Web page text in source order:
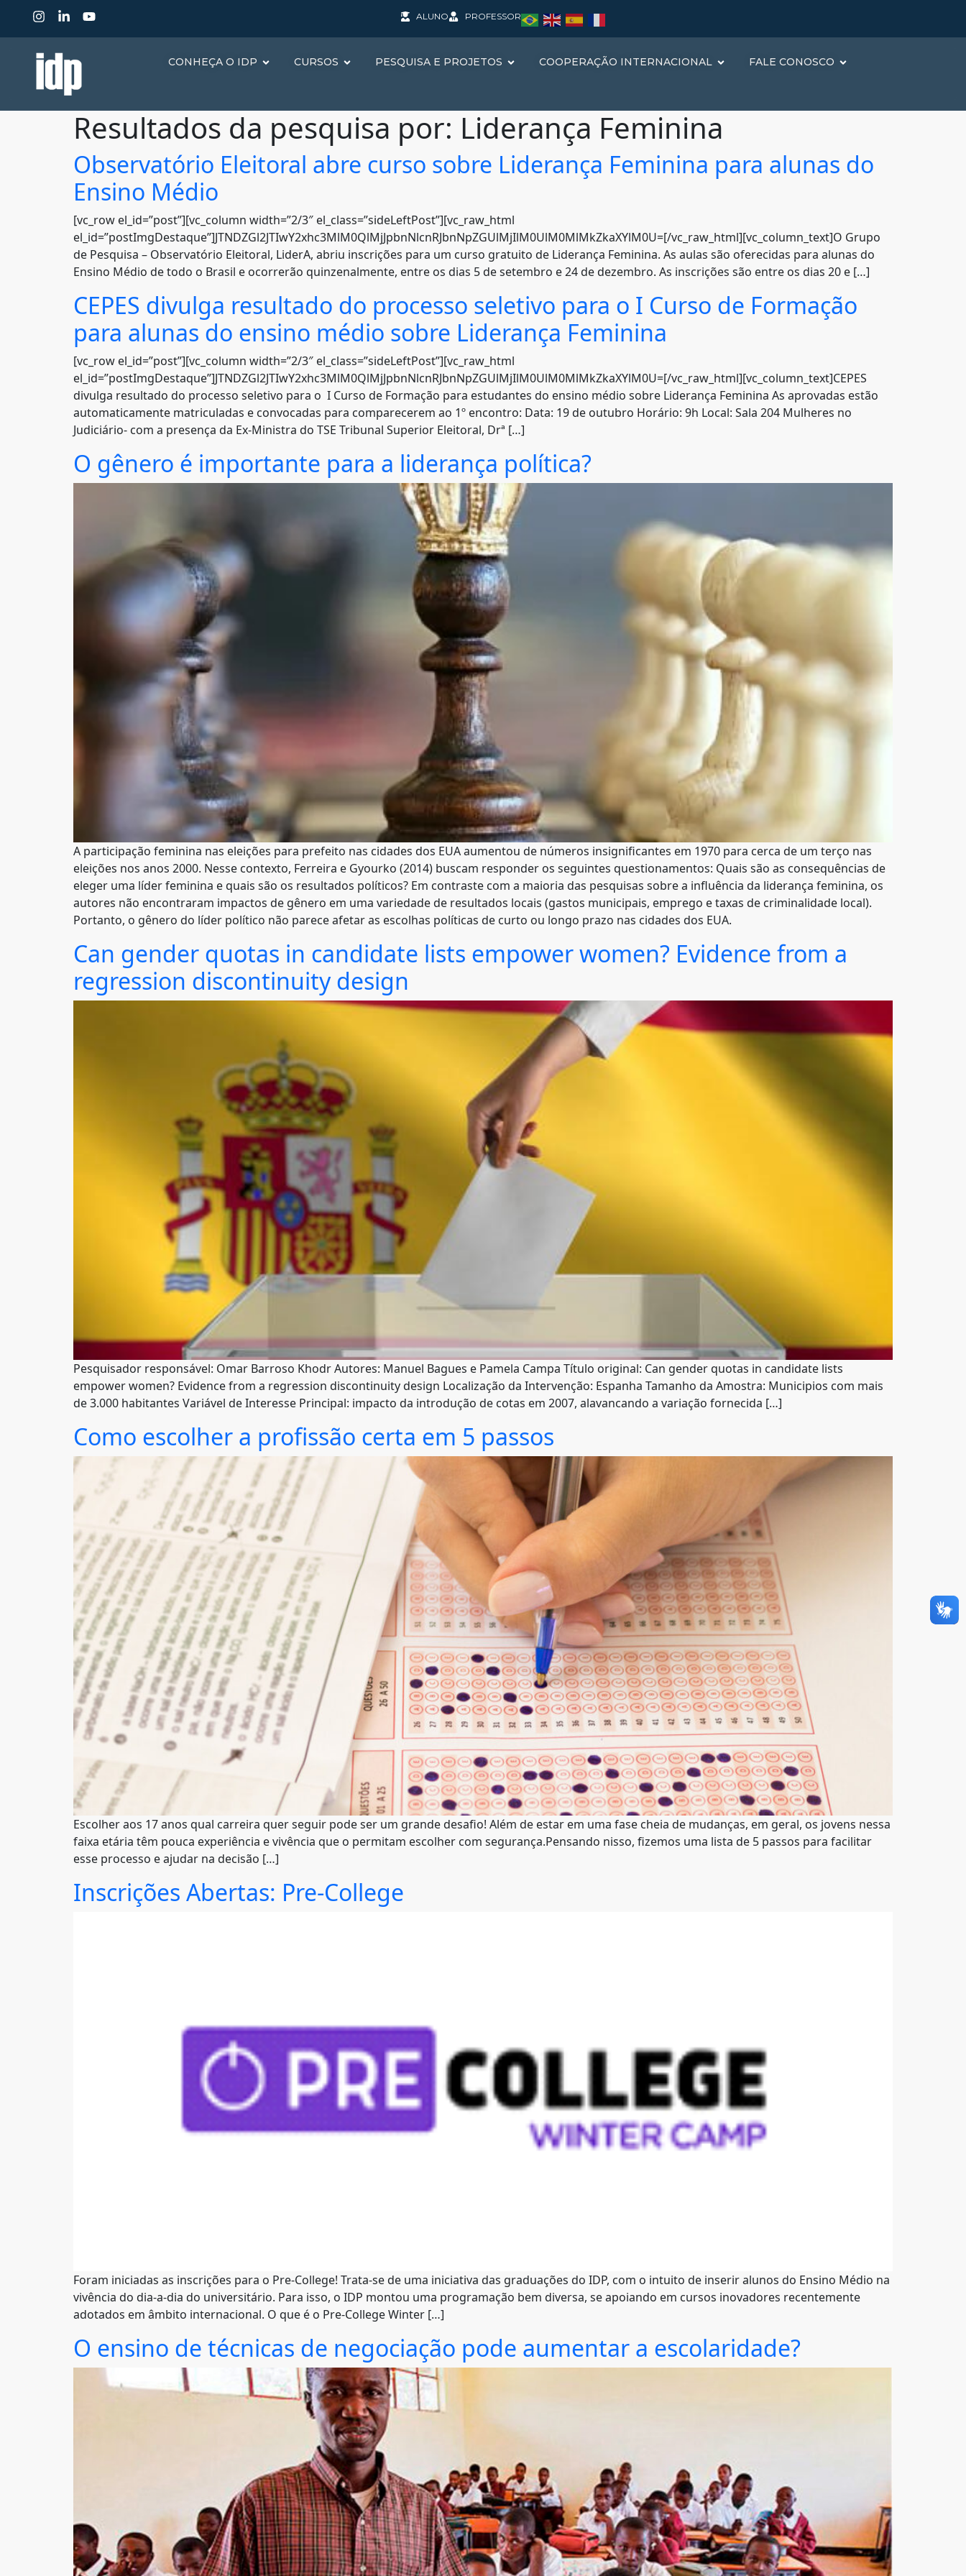
ALUNO PROFESSOR
CONHEÇA O IDP CURSOS PESQUISA E PROJETOS COOPERAÇÃO INTERNACIONAL FALE CONOSCO
Resultados da pesquisa por: Liderança Feminina
Observatório Eleitoral abre curso sobre Liderança Feminina para alunas do
Ensino Médio
[vc_row el_id=”post”][vc_column width=”2/3″ el_class=”sideLeftPost”][vc_raw_html
el_id=”postImgDestaque”]JTNDZGl2JTIwY2xhc3MlM0QlMjJpbnNlcnRJbnNpZGUlMjIlM0UlM0MlMkZkaXYlM0U=[/vc_raw_html][vc_column_text]O Grupo
de Pesquisa – Observatório Eleitoral, LiderA, abriu inscrições para um curso gratuito de Liderança Feminina. As aulas são oferecidas para alunas do
Ensino Médio de todo o Brasil e ocorrerão quinzenalmente, entre os dias 5 de setembro e 24 de dezembro. As inscrições são entre os dias 20 e […]
CEPES divulga resultado do processo seletivo para o I Curso de Formação
para alunas do ensino médio sobre Liderança Feminina
[vc_row el_id=”post”][vc_column width=”2/3″ el_class=”sideLeftPost”][vc_raw_html
el_id=”postImgDestaque”]JTNDZGl2JTIwY2xhc3MlM0QlMjJpbnNlcnRJbnNpZGUlMjIlM0UlM0MlMkZkaXYlM0U=[/vc_raw_html][vc_column_text]CEPES
divulga resultado do processo seletivo para o I Curso de Formação para estudantes do ensino médio sobre Liderança Feminina As aprovadas estão
automaticamente matriculadas e convocadas para comparecerem ao 1º encontro: Data: 19 de outubro Horário: 9h Local: Sala 204 Mulheres no
Judiciário- com a presença da Ex-Ministra do TSE Tribunal Superior Eleitoral, Drª […]
O gênero é importante para a liderança política?
A participação feminina nas eleições para prefeito nas cidades dos EUA aumentou de números insignificantes em 1970 para cerca de um terço nas
eleições nos anos 2000. Nesse contexto, Ferreira e Gyourko (2014) buscam responder os seguintes questionamentos: Quais são as consequências de
eleger uma líder feminina e quais são os resultados políticos? Em contraste com a maioria das pesquisas sobre a influência da liderança feminina, os
autores não encontraram impactos de gênero em uma variedade de resultados locais (gastos municipais, emprego e taxas de criminalidade local).
Portanto, o gênero do líder político não parece afetar as escolhas políticas de curto ou longo prazo nas cidades dos EUA.
Can gender quotas in candidate lists empower women? Evidence from a
regression discontinuity design
Pesquisador responsável: Omar Barroso Khodr Autores: Manuel Bagues e Pamela Campa Título original: Can gender quotas in candidate lists
empower women? Evidence from a regression discontinuity design Localização da Intervenção: Espanha Tamanho da Amostra: Municipios com mais
de 3.000 habitantes Variável de Interesse Principal: impacto da introdução de cotas em 2007, alavancando a variação fornecida […]
Como escolher a profissão certa em 5 passos
Escolher aos 17 anos qual carreira quer seguir pode ser um grande desafio! Além de estar em uma fase cheia de mudanças, em geral, os jovens nessa
faixa etária têm pouca experiência e vivência que o permitam escolher com segurança.Pensando nisso, fizemos uma lista de 5 passos para facilitar
esse processo e ajudar na decisão […]
Inscrições Abertas: Pre-College
Foram iniciadas as inscrições para o Pre-College! Trata-se de uma iniciativa das graduações do IDP, com o intuito de inserir alunos do Ensino Médio na
vivência do dia-a-dia do universitário. Para isso, o IDP montou uma programação bem diversa, se apoiando em cursos inovadores recentemente
adotados em âmbito internacional. O que é o Pre-College Winter […]
O ensino de técnicas de negociação pode aumentar a escolaridade?